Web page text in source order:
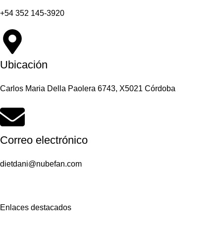
+54 352 145-3920
Ubicación
Carlos Maria Della Paolera 6743, X5021 Córdoba
Correo electrónico
dietdani@nubefan.com
Enlaces destacados